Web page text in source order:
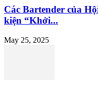
Các Bartender của
kiện “Khởi...
May 25, 2025